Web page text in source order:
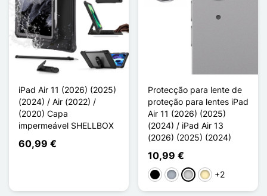
iPad Air 11 (2026) (2025)
(2024) / Air (2022) /
(2020) Capa
impermeável SHELLBOX
60,99 €
Protecção para lente de
proteção para lentes iPad
Air 11 (2026) (2025)
(2024) / iPad Air 13
(2026) (2025) (2024)
10,99 €
PretoCinzento
PrataOuro+2